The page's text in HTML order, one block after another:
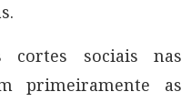
sociais nas
primeiramente as